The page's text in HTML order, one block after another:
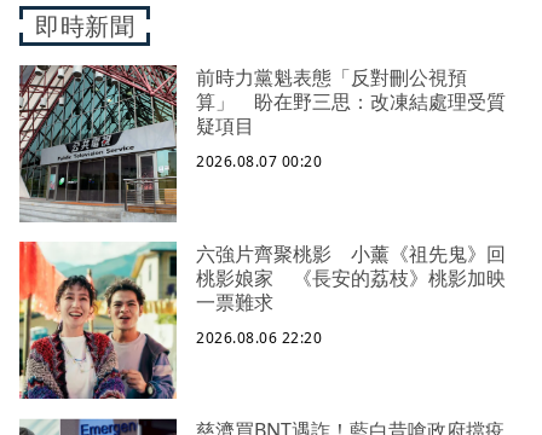
即時新聞
前時力黨魁表態「反對刪公視預
算」 盼在野三思：改凍結處理受質
疑項目
2026.08.07 00:20
六強片齊聚桃影 小薰《祖先鬼》回
桃影娘家 《長安的荔枝》桃影加映
一票難求
2026.08.06 22:20